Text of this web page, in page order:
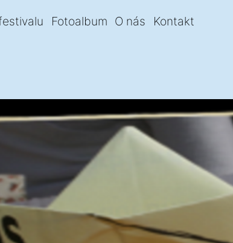
Fotoalbum O nás Kontakt